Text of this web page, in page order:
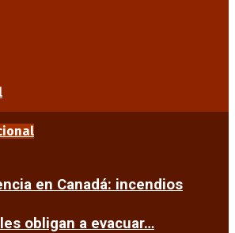
en Canadá: incendios
obligan a evacuar…